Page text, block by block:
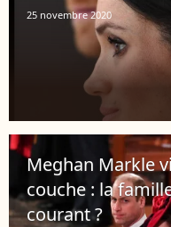
25 novembre 2020
Meghan Markle
couche : la
courant ?